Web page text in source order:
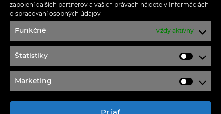
zapojení ďalších partnerov a vašich právach nájdete v Informáciách
o spracovaní osobných údajov
Funkčné Vždy aktívny
Štatistiky
Marketing
Prijať
Ochrana osobných údajov
Podmienky súťaže na facebooku
Moldavská cesta 32